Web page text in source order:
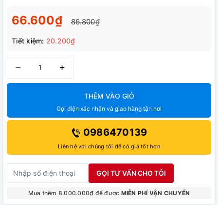
66.600₫ 86.800₫
Tiết kiệm: 20.200₫
– +
THÊM VÀO GIỎ
Gọi điện xác nhận và giao hàng tận nơi
0986470139
Liên hệ với chúng tôi để có giá tốt hơn
GỌI TƯ VẤN CHO TÔI
Mua thêm 8.000.000₫ để được MIỄN PHÍ VẬN CHUYỂN